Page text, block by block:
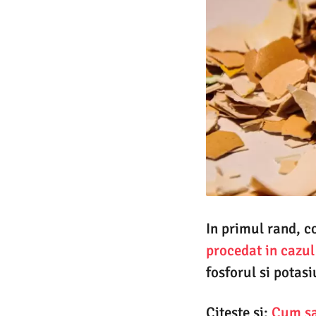
In primul rand,
procedat in
fosforul si